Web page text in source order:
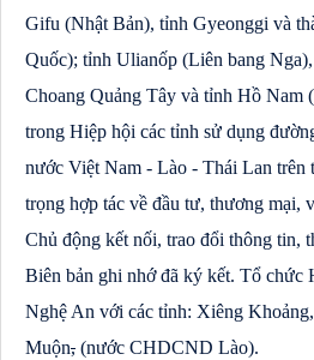
Gifu (Nhật Bản), tỉnh Gyeonggi và
Quốc); tỉnh Ulianốp (Liên bang
Choang Quảng Tây và tỉnh Hồ Nam
trong Hiệp hội các tỉnh sử dụng
nước Việt Nam - Lào - Thái Lan trên
trọng hợp tác về đầu tư, thương mại,
Chủ động kết nối, trao đổi thông tin,
Biên bản ghi nhớ đã ký kết. Tổ chức
Nghệ An với các tỉnh: Xiêng
Muộn, (nước CHDCND Lào).